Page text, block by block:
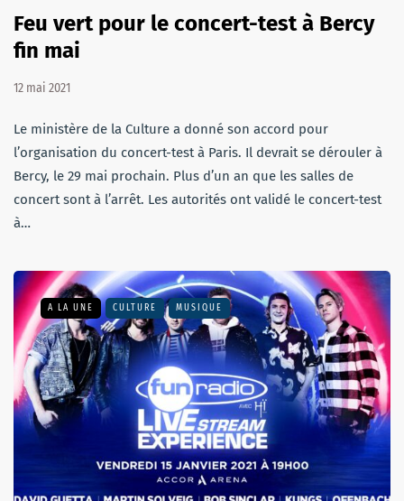
Feu vert pour le concert-test à Bercy
fin mai
12 mai 2021
Le ministère de la Culture a donné son accord pour
l’organisation du concert-test à Paris. Il devrait se dérouler à
Bercy, le 29 mai prochain. Plus d’un an que les salles de
concert sont à l’arrêt. Les autorités ont validé le concert-test
à…
A LA UNE CULTURE MUSIQUE